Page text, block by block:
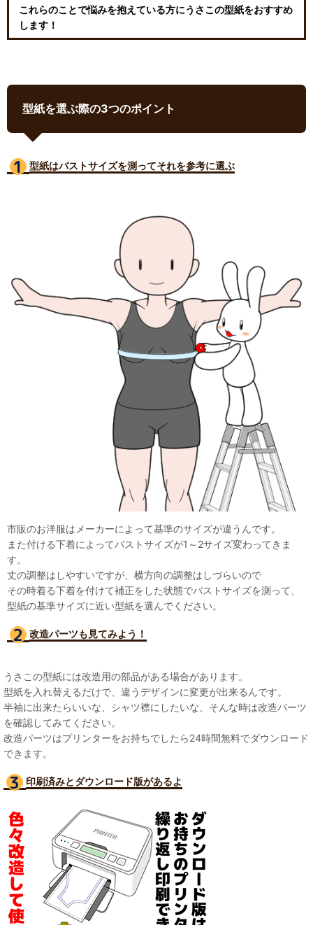
これらのことで悩みを抱えている方にうさこの型紙をおすすめ
します！
型紙を選ぶ際の3つのポイント
型紙はバストサイズを測ってそれを参考に選ぶ
市販のお洋服はメーカーによって基準のサイズが違うんです。
また付ける下着によってバストサイズが1～2サイズ変わってきま
す。
丈の調整はしやすいですが、横方向の調整はしづらいので
その時着る下着を付けて補正をした状態でバストサイズを測って、
型紙の基準サイズに近い型紙を選んでください。
改造パーツも見てみよう！
うさこの型紙には改造用の部品がある場合があります。
型紙を入れ替えるだけで、違うデザインに変更が出来るんです。
半袖に出来たらいいな、シャツ襟にしたいな、そんな時は改造パーツ
を確認してみてください。
改造パーツはプリンターをお持ちでしたら24時間無料でダウンロード
できます。
印刷済みとダウンロード版があるよ